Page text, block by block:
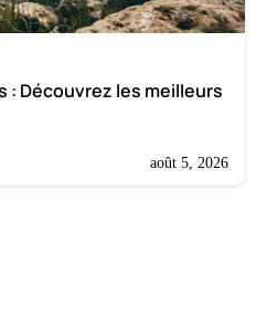
: Découvrez les meilleurs
août 5, 2026